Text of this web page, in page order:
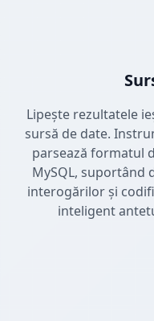
Lipește rezultatele
sursă de date.
parsează formatul
MySQL, suportând
interogărilor și
inteligent